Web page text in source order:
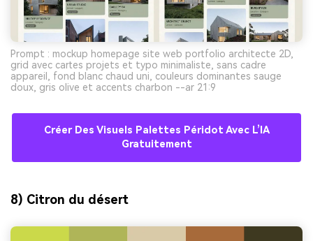
Prompt : mockup homepage site web portfolio architecte 2D,
grid avec cartes projets et typo minimaliste, sans cadre
appareil, fond blanc chaud uni, couleurs dominantes sauge
doux, gris olive et accents charbon --ar 21:9
Créer Des Visuels Palettes Péridot Avec L’IA
Gratuitement
8) Citron du désert